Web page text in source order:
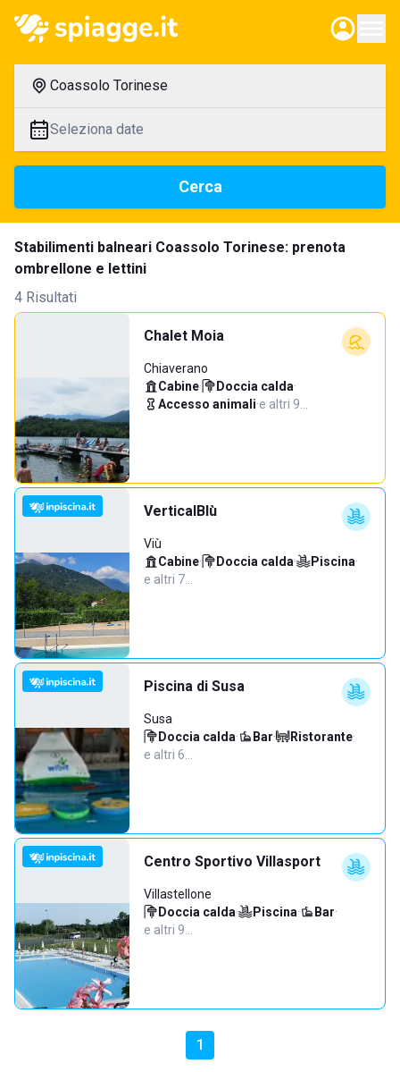
Coassolo Torinese
Seleziona date
Cerca
Stabilimenti balneari Coassolo Torinese: prenota
ombrellone e lettini
4 Risultati
Chalet Moia
Chiaverano
Cabine· Doccia calda·
Accesso animali·e altri 9…
VerticalBlù
Viù
Cabine· Doccia calda· Piscina·
e altri 7…
Piscina di Susa
Susa
Doccia calda· Bar· Ristorante·
e altri 6…
Centro Sportivo Villasport
Villastellone
Doccia calda· Piscina· Bar·
e altri 9…
1